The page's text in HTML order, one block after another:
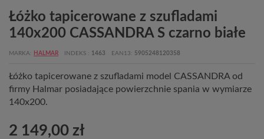
Łóżko tapicerowane z szufladami
140x200 CASSANDRA S czarno białe
MARKA HALMAR INDEKS 1463 EAN13 5905248120358
Łóżko tapicerowane z szufladami model CASSANDRA od
firmy Halmar posiadające powierzchnie spania w wymiarze
140x200.
2 149,00 zł